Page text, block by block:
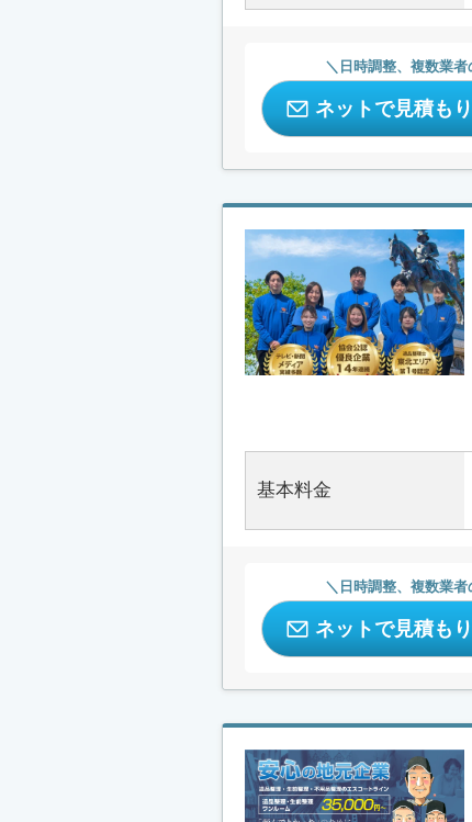
日時調整、複数業
ネットで見積も
基本料金
日時調整、複数業
ネットで見積も